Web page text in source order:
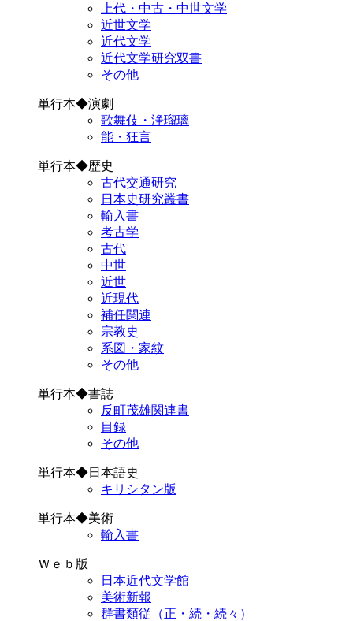
上代・中古・中世文学
近世文学
近代文学
近代文学研究双書
その他
単行本◆演劇
歌舞伎・浄瑠璃
能・狂言
単行本◆歴史
古代交通研究
日本史研究叢書
輸入書
考古学
古代
中世
近世
近現代
補任関連
宗教史
系図・家紋
その他
単行本◆書誌
反町茂雄関連書
目録
その他
単行本◆日本語史
キリシタン版
単行本◆美術
輸入書
Ｗｅｂ版
日本近代文学館
美術新報
群書類従（正・続・続々）